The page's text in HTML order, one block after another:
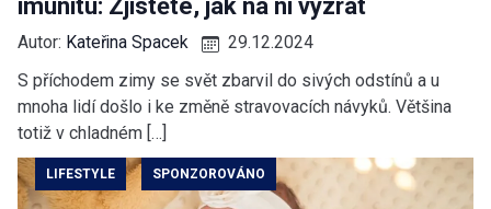
imunitu: Zjistěte, jak na ni vyzrát
Autor: Kateřina Spacek
29.12.2024
S příchodem zimy se svět zbarvil do sivých odstínů a u
mnoha lidí došlo i ke změně stravovacích návyků. Většina
totiž v chladném […]
LIFESTYLE SPONZOROVÁNO